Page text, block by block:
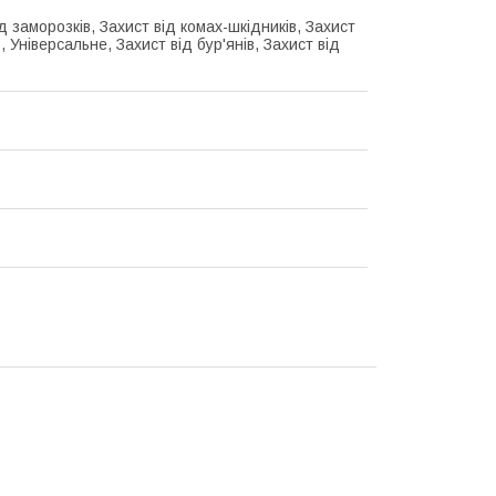
заморозків, Захист від комах-шкідників, Захист
Універсальне, Захист від бур'янів, Захист від